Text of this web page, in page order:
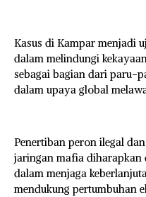
Kasus di Kampar menjadi
dalam melindungi
sebagai bagian dari paru-
dalam upaya global
Penertiban peron ilegal
jaringan mafia diharapkan
dalam menjaga
mendukung pertumbuhan